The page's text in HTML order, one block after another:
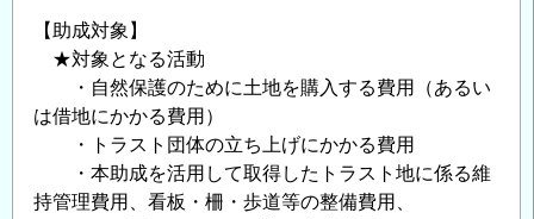
【助成対象】
★対象となる活動
・自然保護のために土地を購入する費用（あるい
は借地にかかる費用）
・トラスト団体の立ち上げにかかる費用
・本助成を活用して取得したトラスト地に係る維
持管理費用、看板・柵・歩道等の整備費用、